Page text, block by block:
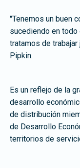
"Tenemos un buen
sucediendo en
tratamos de
Pipkin.
Es un reflejo de la
desarrollo
de distribución
de Desarrollo
territorios de